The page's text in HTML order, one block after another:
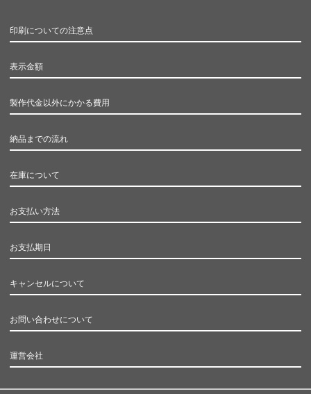
印刷についての注意点
表示金額
製作代金以外にかかる費用
納品までの流れ
在庫について
お支払い方法
お支払期日
キャンセルについて
お問い合わせについて
運営会社